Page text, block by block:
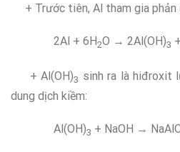
+ Trước tiên, Al tham gia phản
2Al + 6H2O → 2Al(OH)3
+ Al(OH)3 sinh ra là hiđroxit
dung dịch kiềm:
Al(OH)3 + NaOH →